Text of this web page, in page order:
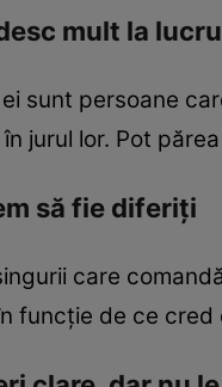
mult la
sunt persoane
jurul lor. Pot
să fie diferiți
care
funcție de ce cred